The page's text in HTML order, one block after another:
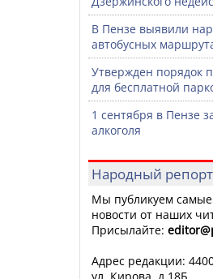
В Пензе выявили
автобусных
Утвержден порядок
для бесплатной
1 сентября в Пензе
алкоголя
Народный
Мы публикуем
новости от наших
Присылайте: editor
Адрес редакции: